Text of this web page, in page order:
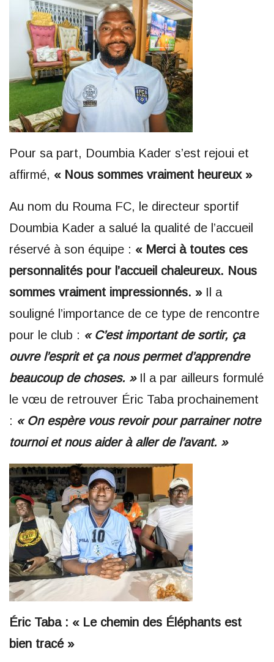
Pour sa part, Doumbia Kader s’est rejoui et
affirmé, « Nous sommes vraiment heureux »
Au nom du Rouma FC, le directeur sportif
Doumbia Kader a salué la qualité de l’accueil
réservé à son équipe : « Merci à toutes ces
personnalités pour l’accueil chaleureux. Nous
sommes vraiment impressionnés. »Il a
souligné l’importance de ce type de rencontre
pour le club : « C’est important de sortir, ça
ouvre l’esprit et ça nous permet d’apprendre
beaucoup de choses. »Il a par ailleurs formulé
le vœu de retrouver Éric Taba prochainement
: « On espère vous revoir pour parrainer notre
tournoi et nous aider à aller de l’avant. »
Éric Taba : « Le chemin des Éléphants est
bien tracé »